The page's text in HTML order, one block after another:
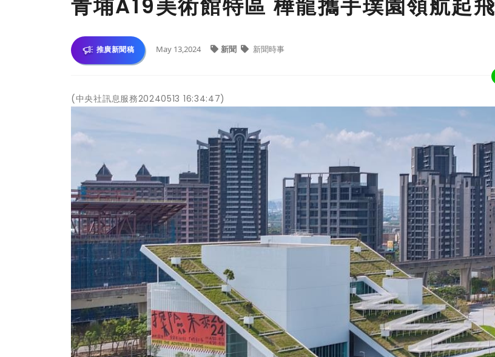
青埔A19美術館特區 樺龍攜手璞園領航起飛
推廣新聞稿 May 13,2024 新聞 新聞時事
(中央社訊息服務20240513 16:34:47)